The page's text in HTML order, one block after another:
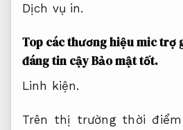
Dịch vụ in.
Top các thương hiệu mic trợ
đáng tin cậyBảo mật tốt.
Linh kiện.
Trên thị trường thời